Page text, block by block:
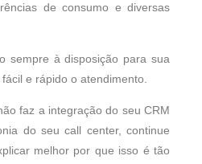
de consumo e diversas
sempre à disposição para sua
e rápido o atendimento.
faz a integração do seu CRM
do seu call center, continue
melhor por que isso é tão